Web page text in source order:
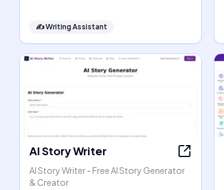
✍️Writing Assistant
AI Story Writer
AI Story Writer - Free AI Story Generator
& Creator